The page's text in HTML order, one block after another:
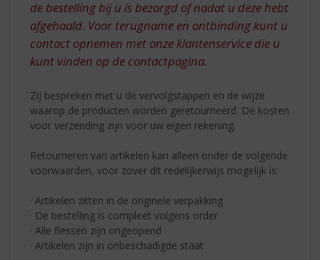
de bestelling bij u is bezorgd of nadat u deze hebt
afgehaald. Voor terugname en ontbinding kunt u
contact opnemen met onze klantenservice die u
kunt vinden op de contactpagina.
Zij bespreken met u de vervolgstappen en de wijze
waarop de producten worden geretourneerd. De kosten
voor verzending zijn voor uw eigen rekening.
Retourneren van artikelen kan alleen onder de volgende
voorwaarden, voor zover dit redelijkerwijs mogelijk is:
· Artikelen zitten in de originele verpakking
· De bestelling is compleet volgens order
· Alle flessen zijn ongeopend
· Artikelen zijn in onbeschadigde staat